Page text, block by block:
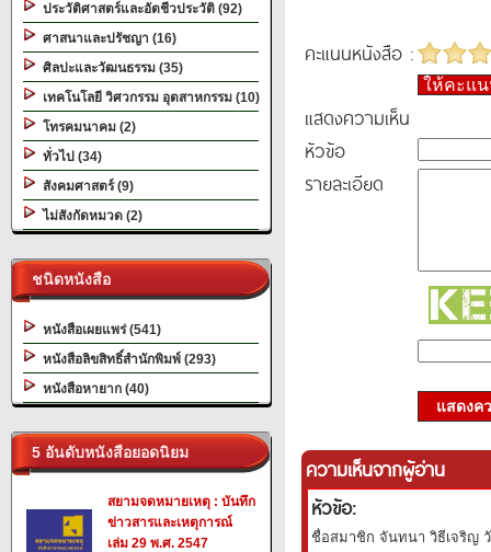
ประวัติศาสตร์และอัตชีวประวัติ (92)
ศาสนาและปรัชญา (16)
ศิลปะและวัฒนธรรม (35)
เทคโนโลยี วิศวกรรม อุตสาหกรรม (10)
โทรคมนาคม (2)
ทั่วไป (34)
สังคมศาสตร์ (9)
ไม่สังกัดหมวด (2)
ชนิดหนังสือ
หนังสือเผยแพร่ (541)
หนังสือลิขสิทธิ์สำนักพิมพ์ (293)
หนังสือหายาก (40)
5 อันดับหนังสือยอดนิยม
สยามจดหมายเหตุ : บันทึก
ข่าวสารและเหตุการณ์
เล่ม 29 พ.ศ. 2547
คะแนนหนังสือ :
ให้คะแ
แสดงความเห็น
หัวข้อ
รายละเอียด
แสดงค
ความเห็นจากผู้อ่าน
หัวข้อ:
ชื่อสมาชิก จันทนา วิธีเจริญ วั